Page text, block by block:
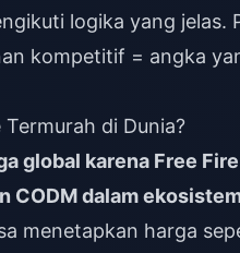
logika yang jelas.
kompetitif = angka
di Dunia?
global karena Free
CODM dalam
menetapkan harga